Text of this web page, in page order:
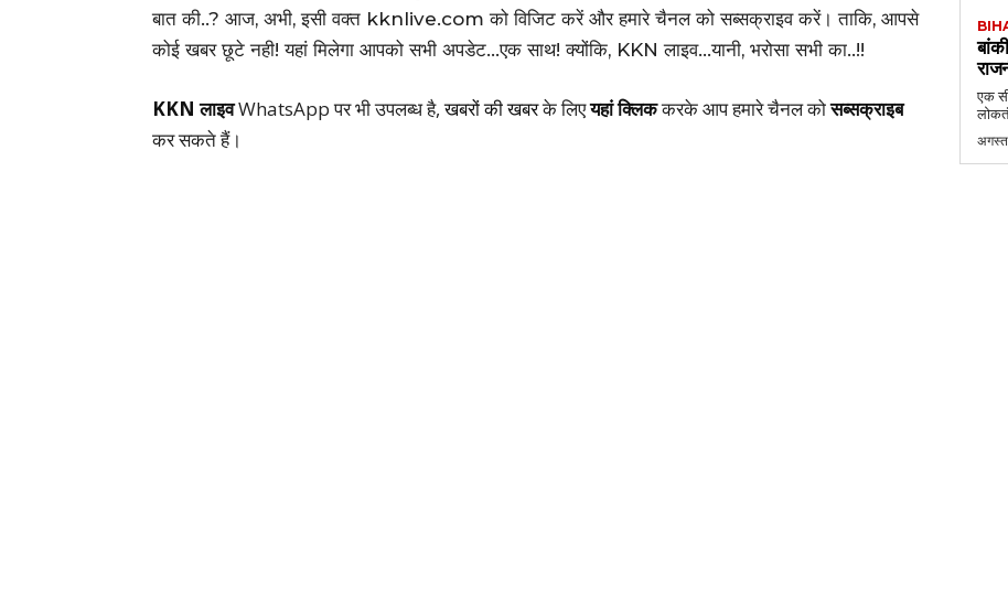
बात की..? आज, अभी, इसी वक्त kknlive.com को विजिट करें और हमारे चैनल को सब्सक्राइव करें। ताकि, आपसे
कोई खबर छूटे नही! यहां मिलेगा आपको सभी अपडेट…एक साथ! क्योंकि, KKN लाइव…यानी, भरोसा सभी का..!!
KKN लाइवWhatsApp पर भी उपलब्ध है,खबरों की खबरके लिएयहां क्लिककरके आप हमारे चैनल कोसब्सक्राइब
कर सकते हैं।
एक
अगस्त